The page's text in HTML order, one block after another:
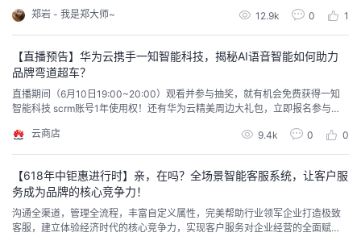
子
直
的
动
我
关
注
开
我
的
我
的产品，确实能力各有千秋，但基本类似，选TOP SaaS代表性是足够的。
郑岩 - 我是郑大师~ 12.9k 0 1
【直播预告】华为云携手一知智能科技，揭秘AI语音智能如何助力
品牌弯道超车？
直播期间（6月10日19:00~20:00）观看并参与抽奖，就有机会免费获得一知
智能科技 scrm账号1年使用权！还有华为云精美周边大礼包，立即报名参与
云商店
9.4k 0 0
【618年中钜惠进行时】亲，在吗？全场景智能客服系统，让客户服
务成为品牌的核心竞争力！
沟通全渠道，管理全流程，丰富自定义属性，完美帮助行业领军企业打造极致
客服，建立体验经济时代的核心竞争力，实现客户服务对企业经营的全面赋